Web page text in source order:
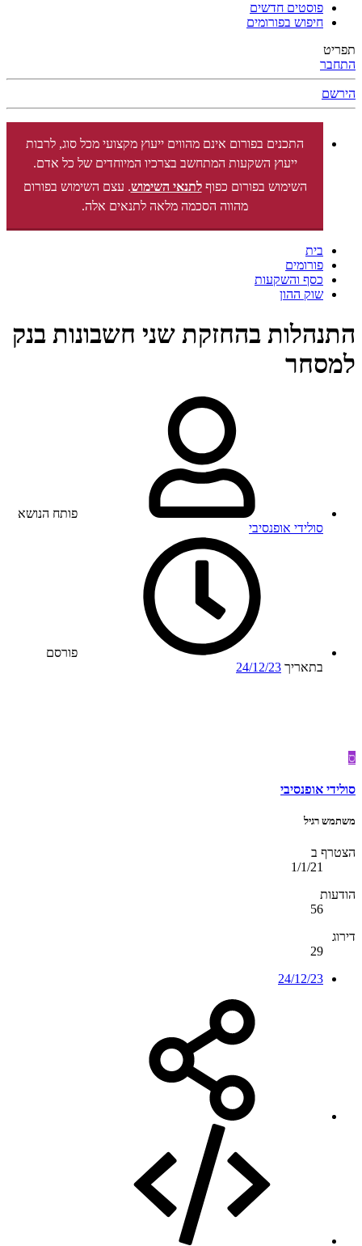
פוסטים חדשים
חיפוש בפורומים
תפריט
התחבר
הירשם
התכנים בפורום אינם מהווים ייעוץ מקצועי מכל סוג, לרבות
ייעוץ השקעות המתחשב בצרכיו המיוחדים של כל אדם.
השימוש בפורום כפוףלתנאי השימוש. עצם השימוש בפורום
מהווה הסכמה מלאה לתנאים אלה.
בית
פורומים
כסף והשקעות
שוק ההון
התנהלות בהחזקת שני חשבונות בנק
למסחר
פותח הנושא
סולידי אופנסיבי
פורסם
בתאריך 24/12/23
ס
סולידי אופנסיבי
משתמש רגיל
הצטרף ב
1/1/21
הודעות
56
דירוג
29
24/12/23